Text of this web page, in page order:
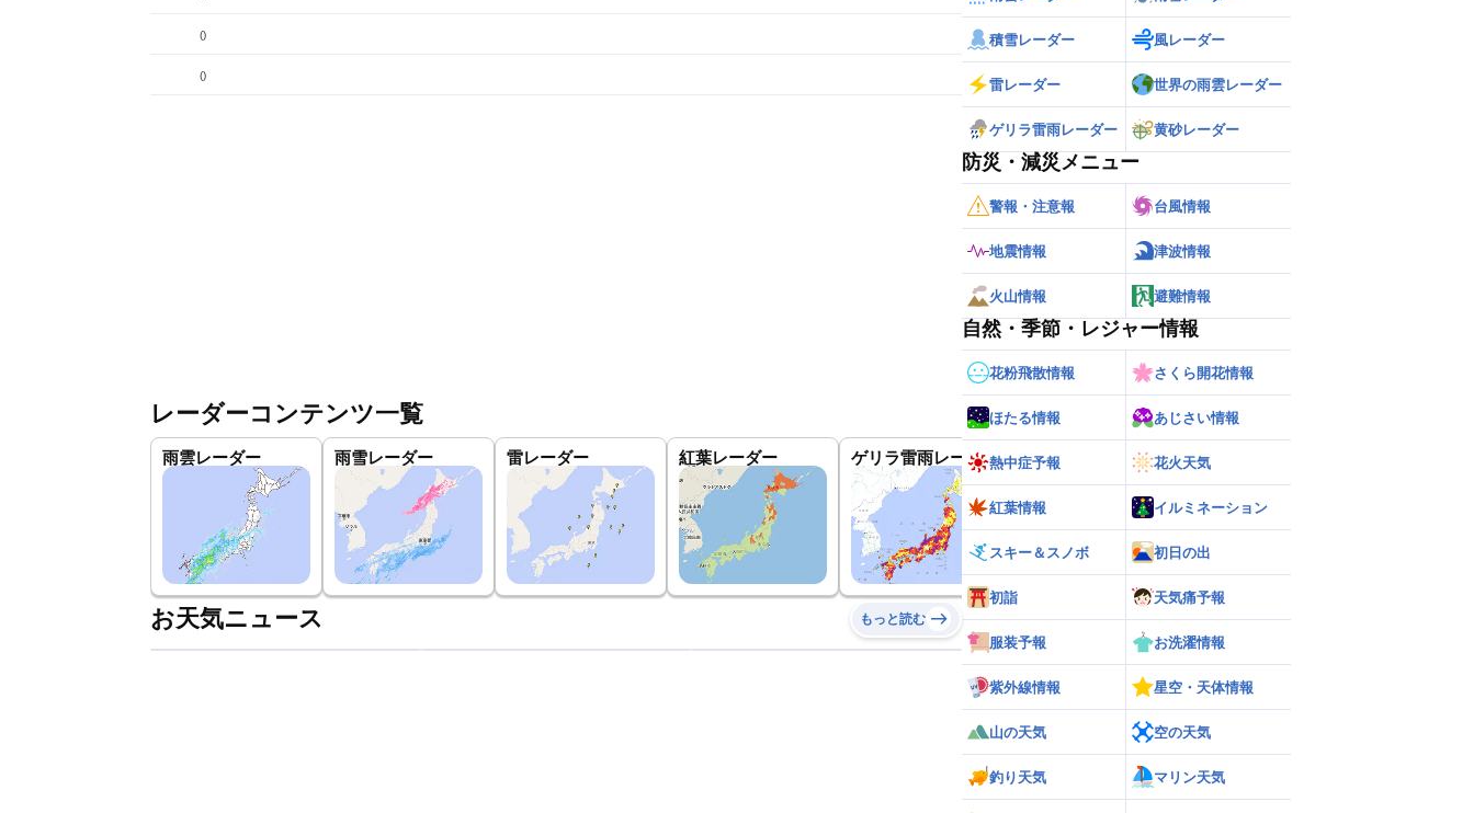
()
()
レーダーコンテンツ一覧
雨雲レーダー 雨雪レーダー 雷レーダー 紅葉レーダー ゲリラ雷雨レーダー 世界の雨雲レーダー
お天気ニュース もっと読む
積雪レーダー 風レーダー
雷レーダー 世界の雨雲レーダー
ゲリラ雷雨レーダー 黄砂レーダー
防災・減災メニュー
警報・注意報 台風情報
地震情報 津波情報
火山情報 避難情報
自然・季節・レジャー情報
花粉飛散情報 さくら開花情報
ほたる情報 あじさい情報
熱中症予報 花火天気
紅葉情報 イルミネーション
スキー＆スノボ 初日の出
初詣 天気痛予報
服装予報 お洗濯情報
紫外線情報 星空・天体情報
山の天気 空の天気
釣り天気 マリン天気